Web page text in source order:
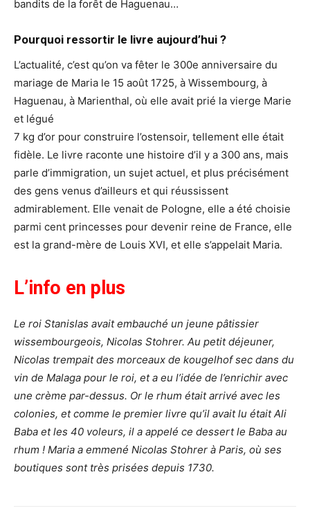
bandits de la forêt de Haguenau…
Pourquoi ressortir le livre aujourd’hui ?
L’actualité, c’est qu’on va fêter le 300e anniversaire du
mariage de Maria le 15 août 1725, à Wissembourg, à
Haguenau, à Marienthal, où elle avait prié la vierge Marie
et légué
7 kg d’or pour construire l’ostensoir, tellement elle était
fidèle. Le livre raconte une histoire d’il y a 300 ans, mais
parle d’immigration, un sujet actuel, et plus précisément
des gens venus d’ailleurs et qui réussissent
admirablement. Elle venait de Pologne, elle a été choisie
parmi cent princesses pour devenir reine de France, elle
est la grand-mère de Louis XVI, et elle s’appelait Maria.
L’info en plus
Le roi Stanislas avait embauché un jeune pâtissier
wissembourgeois, Nicolas Stohrer. Au petit déjeuner,
Nicolas trempait des morceaux de kougelhof sec dans du
vin de Malaga pour le roi, et a eu l’idée de l’enrichir avec
une crème par-dessus. Or le rhum était arrivé avec les
colonies, et comme le premier livre qu’il avait lu était Ali
Baba et les 40 voleurs, il a appelé ce dessert le Baba au
rhum ! Maria a emmené Nicolas Stohrer à Paris, où ses
boutiques sont très prisées depuis 1730.